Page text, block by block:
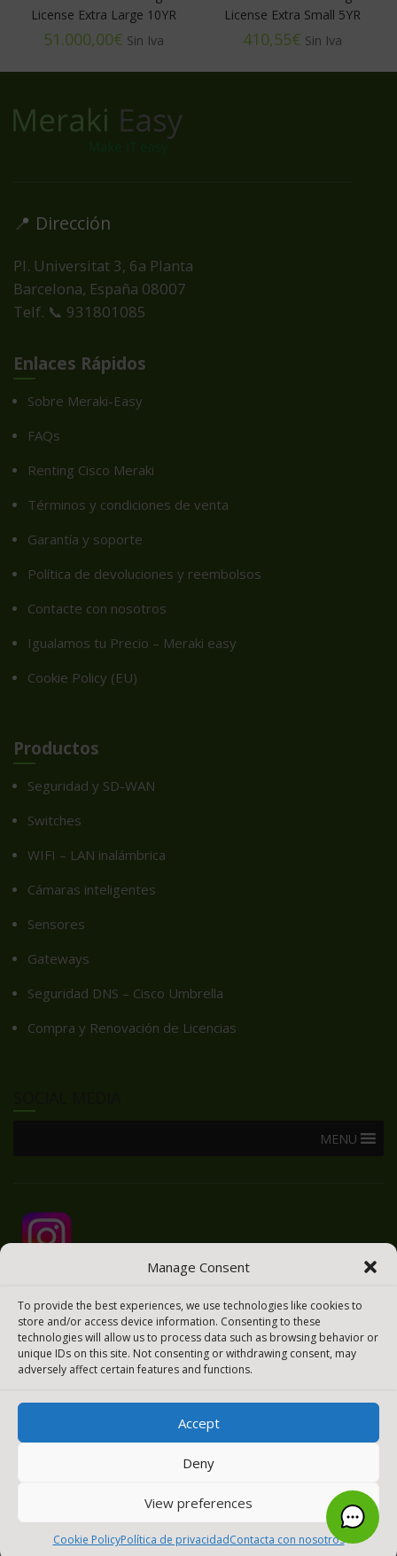
Manage Consent
To provide the best experiences, we use technologies like cookies to
store and/or access device information. Consenting to these
technologies will allow us to process data such as browsing behavior or
unique IDs on this site. Not consenting or withdrawing consent, may
adversely affect certain features and functions.
Accept
Deny
View preferences
Cookie PolicyPolítica de privacidadContacta con nosotros
License Extra Large 10YR
€
License Extra Small 5YR
€
📍 Dirección
Pl. Universitat 3, 6a Planta
Barcelona, España 08007
Telf. 📞 931801085
Enlaces Rápidos
Sobre Meraki-Easy
FAQs
Renting Cisco Meraki
Términos y condiciones de venta
Garantía y soporte
Política de devoluciones y reembolsos
Contacte con nosotros
Igualamos tu Precio – Meraki easy
Cookie Policy (EU)
Productos
Seguridad y SD-WAN
Switches
WIFI – LAN inalámbrica
Cámaras inteligentes
Sensores
Gateways
Seguridad DNS – Cisco Umbrella
Compra y Renovación de Licencias
MENU
[payment_methods_image]